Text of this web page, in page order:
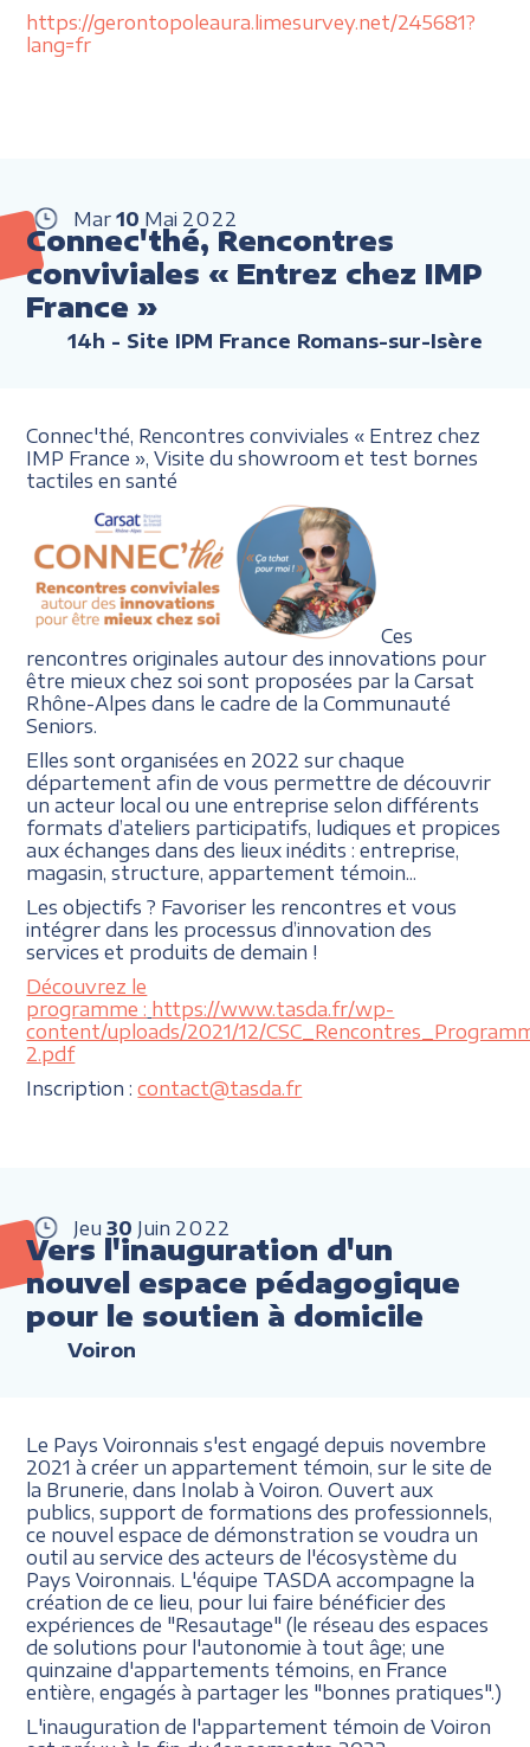
https://gerontopoleaura.limesurvey.net/245681?
lang=fr
Mar 10 Mai 2022
Connec'thé, Rencontres
conviviales « Entrez chez IMP
France »
14h - Site IPM France Romans-sur-Isère
Connec'thé, Rencontres conviviales « Entrez chez
IMP France »,Visite du showroom et test bornes
tactiles en santé
Ces
rencontres originales autour des innovations pour
être mieux chez soi sont proposées par la Carsat
Rhône-Alpes dans le cadre de la Communauté
Seniors.
Elles sont organisées en 2022 sur chaque
département afin de vous permettre de découvrir
un acteur local ou une entreprise selon différents
formats d’ateliers participatifs, ludiques et propices
aux échanges dans des lieux inédits : entreprise,
magasin, structure, appartement témoin...
Les objectifs ? Favoriser les rencontres et vous
intégrer dans les processus d’innovation des
services et produits de demain !
Découvrez le
programme : https://www.tasda.fr/wp-
content/uploads/2021/12/
2.pdf
Inscription :contact@tasda.fr
Jeu 30 Juin 2022
Vers l'inauguration d'un
nouvel espace pédagogique
pour le soutien à domicile
Voiron
Le Pays Voironnais s'est engagé depuis novembre
2021 à créer un appartement témoin, sur le site de
la Brunerie, dans Inolab à Voiron. Ouvert aux
publics, support de formations des professionnels,
ce nouvel espace de démonstration se voudra un
outil au service des acteurs de l'écosystème du
Pays Voironnais. L'équipe TASDA accompagne la
création de ce lieu, pour lui faire bénéficier des
expériences de "Resautage" (le réseau des espaces
de solutions pour l'autonomie à tout âge; une
quinzaine d'appartements témoins, en France
entière, engagés à partager les "bonnes pratiques".)
L'inauguration de l'appartement témoin de Voiron